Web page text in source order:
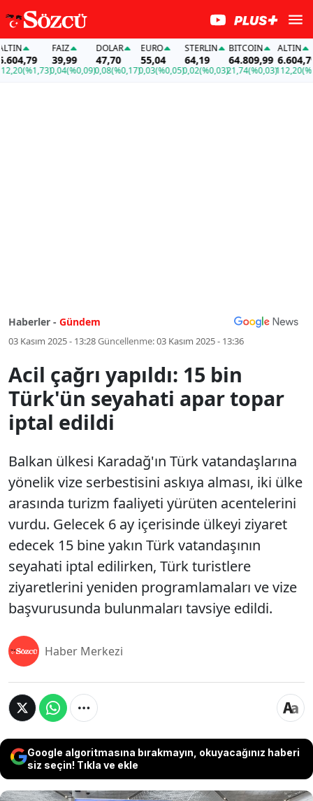
(%1,73)
FAİZ
39,99
0,04(%0,09)
DOLAR
47,70
0,08(%0,17)
EURO
55,04
0,03(%0,05)
STERLIN
64,19
0,02(%0,03)
BITCOIN
64.809,99
21,74(%0,03)
ALTIN
6.604,79
112,20
Haberler - Gündem
03 Kasım 2025 - 13:28Güncellenme:03 Kasım 2025 - 13:36
Acil çağrı yapıldı: 15 bin
Türk'ün seyahati apar topar
iptal edildi
Balkan ülkesi Karadağ'ın Türk vatandaşlarına
yönelik vize serbestisini askıya alması, iki ülke
arasında turizm faaliyeti yürüten acentelerini
vurdu. Gelecek 6 ay içerisinde ülkeyi ziyaret
edecek 15 bine yakın Türk vatandaşının
seyahati iptal edilirken, Türk turistlere
ziyaretlerini yeniden programlamaları ve vize
başvurusunda bulunmaları tavsiye edildi.
Haber Merkezi
Google algoritmasına bırakmayın, okuyacağınız haberi
siz seçin! Tıkla ve ekle